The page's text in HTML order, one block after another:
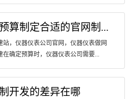
算制定合适的官网制...
，仪器仪表公司官网，仪器仪表做网
确定预算时，仪器仪表公司需要...
开发的差异在哪